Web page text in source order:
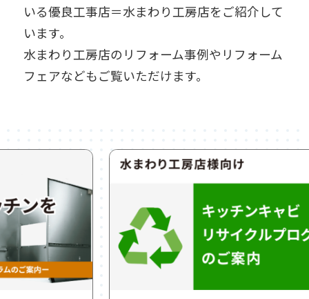
いる優良工事店＝水まわり工房店をご紹介して
います。
水まわり工房店のリフォーム事例やリフォーム
フェアなどもご覧いただけます。